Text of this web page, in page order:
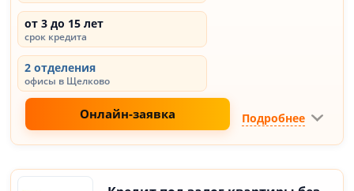
от 3 до 15 лет
срок кредита
2 отделения
офисы в Щелково
Онлайн-заявка Подробнее